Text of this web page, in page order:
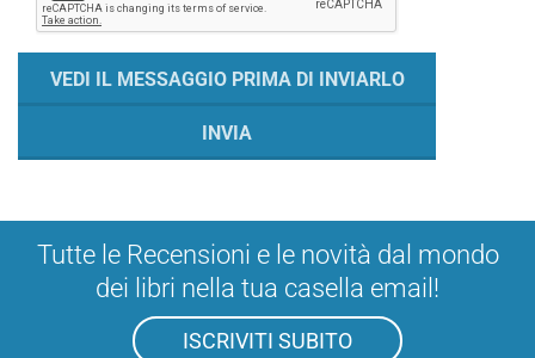
Tutte le Recensioni e le novità dal mondo
dei libri nella tua casella email!
ISCRIVITI SUBITO